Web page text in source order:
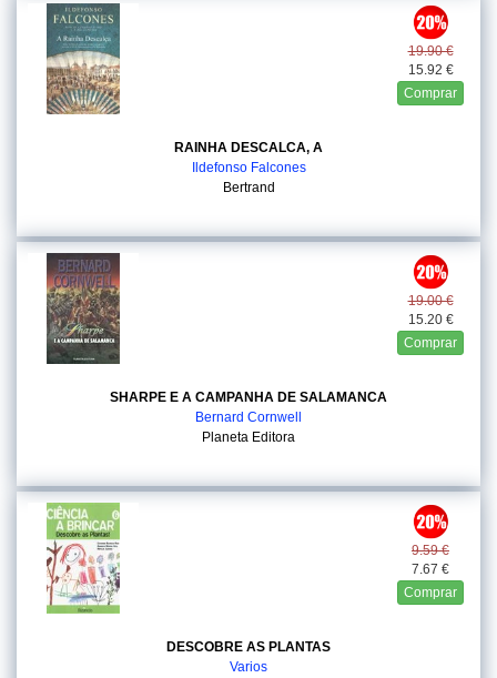
19.90 €
15.92 €
Comprar
RAINHA DESCALCA, A
Ildefonso Falcones
Bertrand
19.00 €
15.20 €
Comprar
SHARPE E A CAMPANHA DE SALAMANCA
Bernard Cornwell
Planeta Editora
9.59 €
7.67 €
Comprar
DESCOBRE AS PLANTAS
Varios